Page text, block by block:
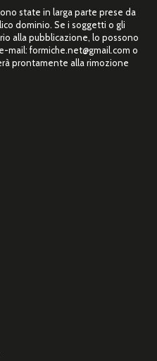
state in larga parte prese da
dominio. Se i soggetti o gli
alla pubblicazione, lo possono
mail: formiche.net@gmail.com o
prontamente alla rimozione